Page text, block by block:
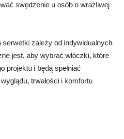
swędzenie u osób o wrażliwej
serwetki zależy od indywidualnych
jest, aby wybrać włóczki, które
projektu i będą spełniać
trwałości i komfortu